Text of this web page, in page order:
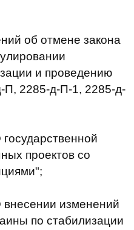
об отмене закона
и проведению
П, 2285-д-П-1, 2285-д-
проектов со
изменений
по стабилизации